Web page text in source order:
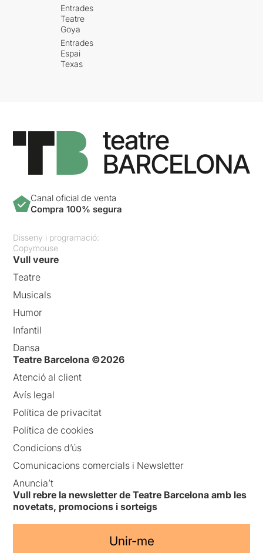
Entrades
Teatre
Goya
Entrades
Espai
Texas
Canal oficial de venta
Compra 100% segura
Disseny i programació:
Copymouse
Vull veure
Teatre
Musicals
Humor
Infantil
Dansa
Teatre Barcelona ©2026
Atenció al client
Avís legal
Política de privacitat
Política de cookies
Condicions d’ús
Comunicacions comercials i Newsletter
Anuncia’t
Vull rebre la newsletter de Teatre Barcelona amb les
novetats, promocions i sorteigs
Unir-me